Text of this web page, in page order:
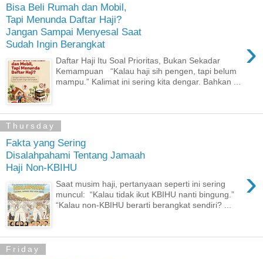
Bisa Beli Rumah dan Mobil,
Tapi Menunda Daftar Haji?
Jangan Sampai Menyesal Saat
Sudah Ingin Berangkat
›
Daftar Haji Itu Soal Prioritas, Bukan Sekadar
Kemampuan “Kalau haji sih pengen, tapi belum
mampu.” Kalimat ini sering kita dengar. Bahkan ...
Thursday
Fakta yang Sering
Disalahpahami Tentang Jamaah
Haji Non-KBIHU
›
Saat musim haji, pertanyaan seperti ini sering
muncul: “Kalau tidak ikut KBIHU nanti bingung.”
“Kalau non-KBIHU berarti berangkat sendiri? ...
Friday